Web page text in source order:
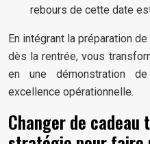
rebours de cette date
En intégrant la préparation
dès la rentrée, vous
en une démonstration
excellence opérationnelle.
Changer de cadeau